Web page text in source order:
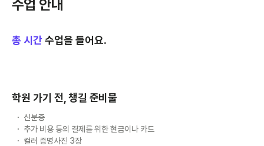
수업 안내
총 시간수업을 들어요.
학원 가기 전, 챙길 준비물
신분증
추가 비용 등의 결제를 위한 현금이나 카드
컬러 증명사진 3장